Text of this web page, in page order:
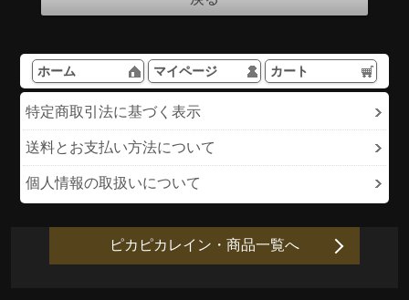
ホーム マイページ カート
特定商取引法に基づく表示
送料とお支払い方法について
個人情報の取扱いについて
ピカピカレイン・商品一覧へ